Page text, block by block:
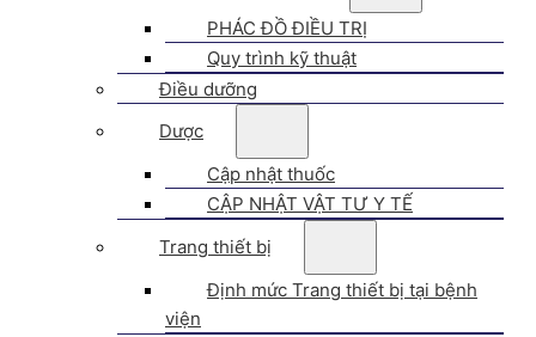
PHÁC ĐỒ ĐIỀU TRỊ
Quy trình kỹ thuật
Điều dưỡng
Dược
Cập nhật thuốc
CẬP NHẬT VẬT TƯ Y TẾ
Trang thiết bị
Định mức Trang thiết bị tại bệnh
viện